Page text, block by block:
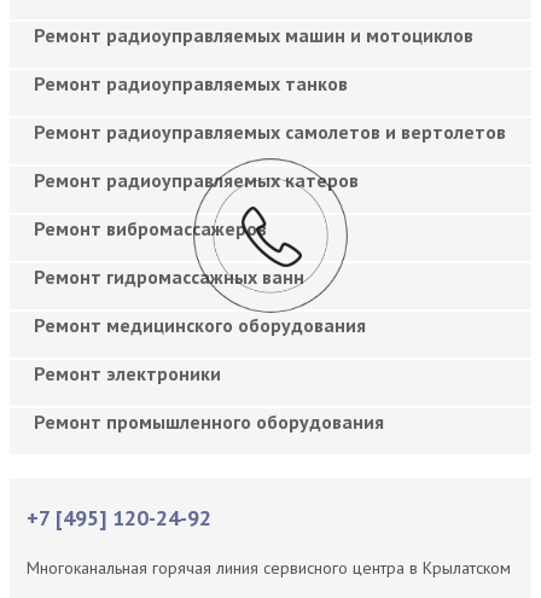
Ремонт радиоуправляемых машин и мотоциклов
Ремонт радиоуправляемых танков
Ремонт радиоуправляемых самолетов и вертолетов
Ремонт радиоуправляемых катеров
Ремонт вибромассажеров
Ремонт гидромассажных ванн
Ремонт медицинского оборудования
Ремонт электроники
Ремонт промышленного оборудования
+7 [495] 120-24-92
Многоканальная горячая линия сервисного центра в Крылатском